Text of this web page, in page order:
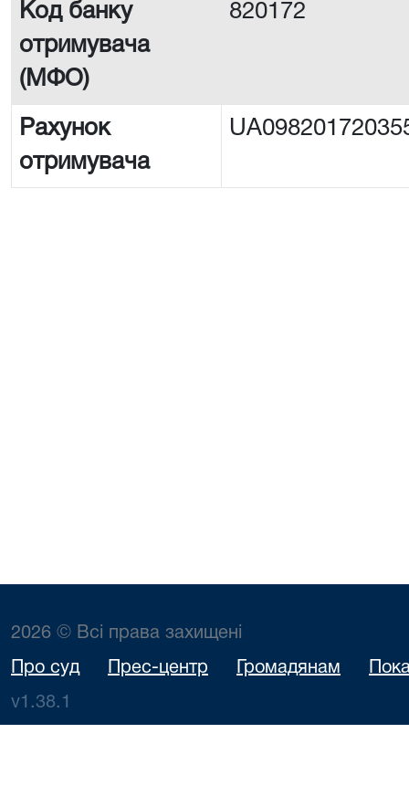
Код банку
отримувача
(МФО)
820172
Рахунок
отримувача
2026 © Всі права захищені
Про суд Прес-центр Громадянам
v1.38.1